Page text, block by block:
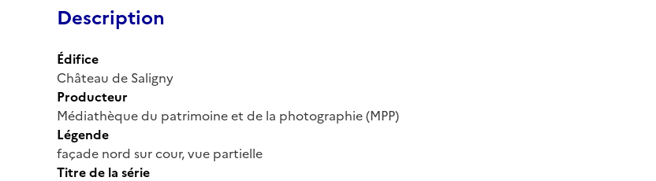
Description
Édifice
Château de Saligny
Producteur
Médiathèque du patrimoine et de la photographie (MPP)
Légende
façade nord sur cour, vue partielle
Titre de la série